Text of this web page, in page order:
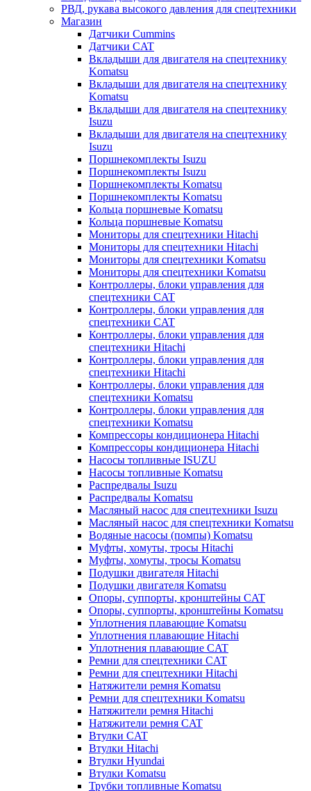
РВД, рукава высокого давления для спецтехники
Магазин
Датчики Cummins
Датчики CAT
Вкладыши для двигателя на спецтехнику
Komatsu
Вкладыши для двигателя на спецтехнику
Komatsu
Вкладыши для двигателя на спецтехнику
Isuzu
Вкладыши для двигателя на спецтехнику
Isuzu
Поршнекомплекты Isuzu
Поршнекомплекты Isuzu
Поршнекомплекты Komatsu
Поршнекомплекты Komatsu
Кольца поршневые Komatsu
Кольца поршневые Komatsu
Мониторы для спецтехники Hitachi
Мониторы для спецтехники Hitachi
Мониторы для спецтехники Komatsu
Мониторы для спецтехники Komatsu
Контроллеры, блоки управления для
спецтехники CAT
Контроллеры, блоки управления для
спецтехники CAT
Контроллеры, блоки управления для
спецтехники Hitachi
Контроллеры, блоки управления для
спецтехники Hitachi
Контроллеры, блоки управления для
спецтехники Komatsu
Контроллеры, блоки управления для
спецтехники Komatsu
Компрессоры кондиционера Hitachi
Компрессоры кондиционера Hitachi
Насосы топливные ISUZU
Насосы топливные Komatsu
Распредвалы Isuzu
Распредвалы Komatsu
Масляный насос для спецтехники Isuzu
Масляный насос для спецтехники Komatsu
Водяные насосы (помпы) Komatsu
Муфты, хомуты, тросы Hitachi
Муфты, хомуты, тросы Komatsu
Подушки двигателя Hitachi
Подушки двигателя Komatsu
Опоры, суппорты, кронштейны CAT
Опоры, суппорты, кронштейны Komatsu
Уплотнения плавающие Komatsu
Уплотнения плавающие Hitachi
Уплотнения плавающие CAT
Ремни для спецтехники CAT
Ремни для спецтехники Hitachi
Натяжители ремня Komatsu
Ремни для спецтехники Komatsu
Натяжители ремня Hitachi
Натяжители ремня CAT
Втулки CAT
Втулки Hitachi
Втулки Hyundai
Втулки Komatsu
Трубки топливные Komatsu